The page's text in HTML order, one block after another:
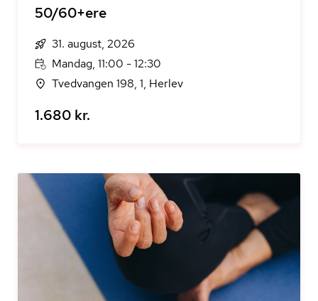
50/60+ere
31. august, 2026
Mandag, 11:00 - 12:30
Tvedvangen 198, 1, Herlev
1.680 kr.